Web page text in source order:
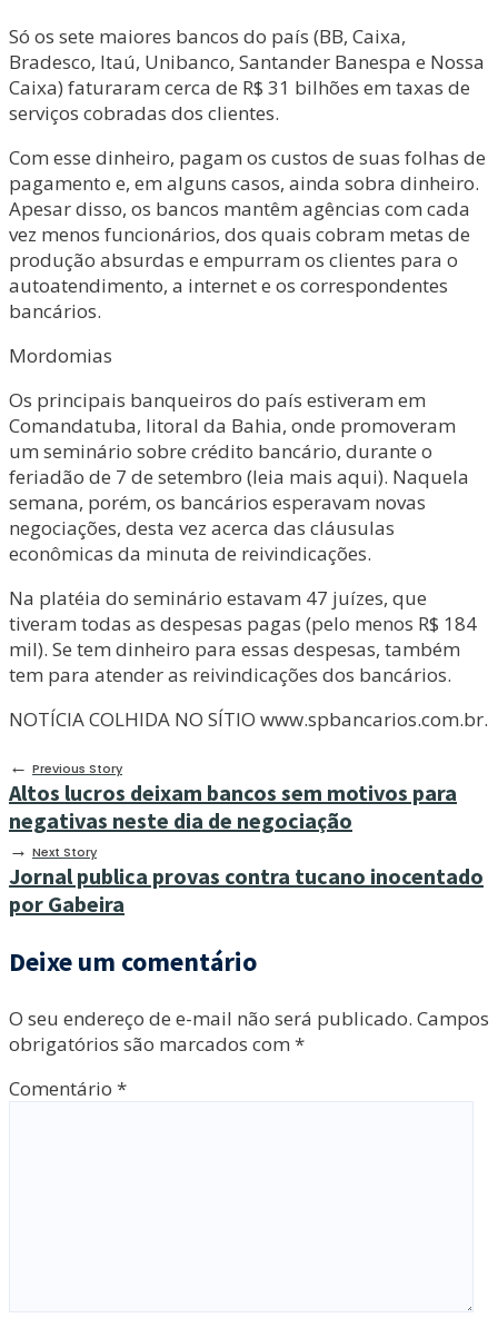
Só os sete maiores bancos do país (BB, Caixa,
Bradesco, Itaú, Unibanco, Santander Banespa e Nossa
Caixa) faturaram cerca de R$ 31 bilhões em taxas de
serviços cobradas dos clientes.
Com esse dinheiro, pagam os custos de suas folhas de
pagamento e, em alguns casos, ainda sobra dinheiro.
Apesar disso, os bancos mantêm agências com cada
vez menos funcionários, dos quais cobram metas de
produção absurdas e empurram os clientes para o
autoatendimento, a internet e os correspondentes
bancários.
Mordomias
Os principais banqueiros do país estiveram em
Comandatuba, litoral da Bahia, onde promoveram
um seminário sobre crédito bancário, durante o
feriadão de 7 de setembro (leia mais aqui). Naquela
semana, porém, os bancários esperavam novas
negociações, desta vez acerca das cláusulas
econômicas da minuta de reivindicações.
Na platéia do seminário estavam 47 juízes, que
tiveram todas as despesas pagas (pelo menos R$ 184
mil). Se tem dinheiro para essas despesas, também
tem para atender as reivindicações dos bancários.
NOTÍCIA COLHIDA NO SÍTIO www.spbancarios.com.br.
← Previous Story
Altos lucros deixam bancos sem motivos para
negativas neste dia de negociação
→ Next Story
Jornal publica provas contra tucano inocentado
por Gabeira
Deixe um comentário
O seu endereço de e-mail não será publicado. Campos
obrigatórios são marcados com *
Comentário *